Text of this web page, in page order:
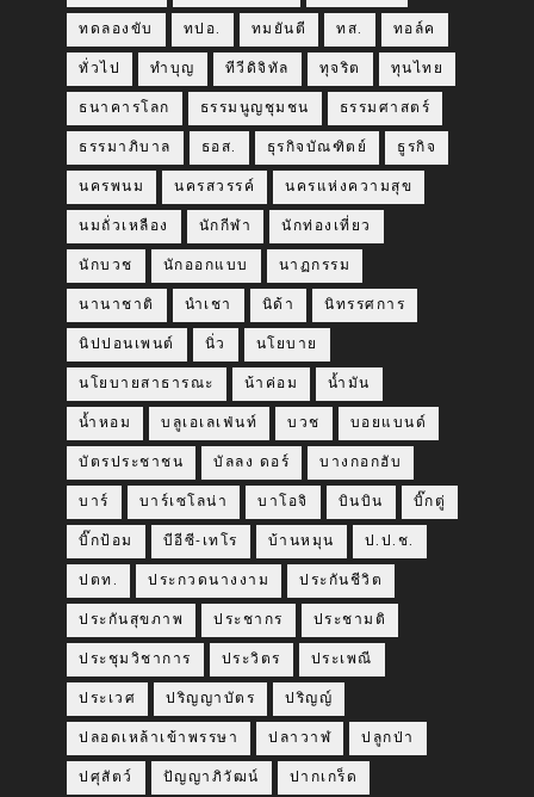
ทดลองขับ ทปอ. ทมยันตี ทส. ทอล์ค
ทั่วไป ทำบุญ ทีวีดิจิทัล ทุจริต ทุนไทย
ธนาคารโลก ธรรมนูญชุมชน ธรรมศาสตร์
ธรรมาภิบาล ธอส. ธุรกิจบัณฑิตย์ ธูรกิจ
นครพนม นครสวรรค์ นครแห่งความสุข
นมถั่วเหลือง นักกีฬา นักท่องเที่ยว
นักบวช นักออกแบบ นาฏกรรม
นานาชาติ นำเชา นิด้า นิทรรศการ
นิปปอนเพนต์ นิ่ว นโยบาย
นโยบายสาธารณะ น้าค่อม น้ำมัน
น้ำหอม บลูเอเลเฟ่นท์ บวช บอยแบนด์
บัตรประชาชน บัลลง ดอร์ บางกอกฮับ
บาร์ บาร์เซโลน่า บาโอจิ บินบิน บิ๊กตู่
บิ๊กป้อม บีอีซี-เทโร บ้านหมุน ป.ป.ช.
ปตท. ประกวดนางงาม ประกันชีวิต
ประกันสุขภาพ ประชากร ประชามติ
ประชุมวิชาการ ประวิตร ประเพณี
ประเวศ ปริญญาบัตร ปริญญ์
ปลอดเหล้าเข้าพรรษา ปลาวาฬ ปลูกป่า
ปศุสัตว์ ปัญญาภิวัฒน์ ปากเกร็ด